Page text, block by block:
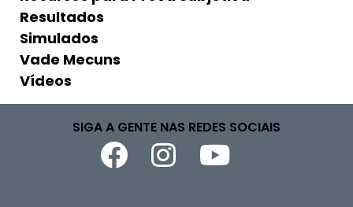
Resultados
Simulados
Vade Mecuns
Vídeos
SIGA A GENTE NAS REDES SOCIAIS